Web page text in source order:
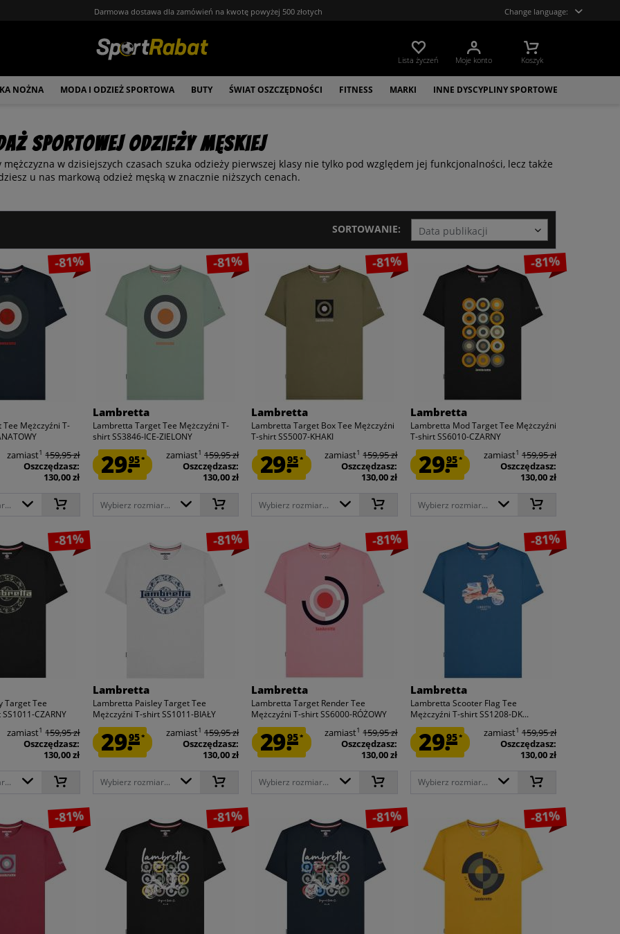
Darmowa dostawa dla zamówień na kwotę powyżej 500 złotych Change language:
Lista życzeń Moje konto Koszyk
NOŻNA MODA I ODZIEŻ SPORTOWA BUTY ŚWIAT OSZCZĘDNOŚCI FITNESS MARKI INNE DYSCYPLINY SPORTOWE
sportowej odzieży męskiej
mężczyzna w dzisiejszych czasach szuka odzieży pierwszej klasy nie tylko pod względem jej funkcjonalności, lecz także
u nas markową odzież męską w znacznie niższych cenach.
SORTOWANIE:
-81%
Mężczyźni T-
zamiast1 159,95 zł
Oszczędzasz:
130,00 zł
-81%
Lambretta
Lambretta Target Tee Mężczyźni T-
shirt SS3846-ICE-ZIELONY
29.95* zamiast1 159,95 zł
Oszczędzasz:
130,00 zł
Wybierz rozmiar...
-81%
Lambretta
Lambretta Target Box Tee Mężczyźni
T-shirt SS5007-KHAKI
29.95* zamiast1 159,95 zł
Oszczędzasz:
130,00 zł
Wybierz rozmiar...
-81%
Lambretta
Lambretta Mod Target Tee Mężczyźni
T-shirt SS6010-CZARNY
29.95* zamiast1 159,95 zł
Oszczędzasz:
130,00 zł
Wybierz rozmiar...
-81%
Target Tee
CZARNY
zamiast1 159,95 zł
Oszczędzasz:
130,00 zł
-81%
Lambretta
Lambretta Paisley Target Tee
Mężczyźni T-shirt SS1011-BIAŁY
29.95* zamiast1 159,95 zł
Oszczędzasz:
130,00 zł
Wybierz rozmiar...
-81%
Lambretta
Lambretta Target Render Tee
Mężczyźni T-shirt SS6000-RÓŻOWY
29.95* zamiast1 159,95 zł
Oszczędzasz:
130,00 zł
Wybierz rozmiar...
-81%
Lambretta
Lambretta Scooter Flag Tee
Mężczyźni T-shirt SS1208-DK...
29.95* zamiast1 159,95 zł
Oszczędzasz:
130,00 zł
Wybierz rozmiar...
-81% -81% -81% -81%